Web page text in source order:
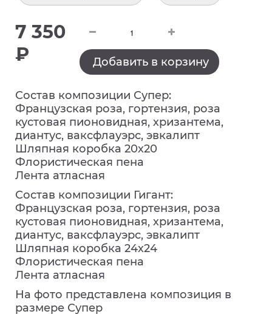
7 350
₽
Добавить в корзину
Состав композиции Супер:
Французская роза, гортензия, роза
кустовая пионовидная, хризантема,
диантус, ваксфлауэрс, эвкалипт
Шляпная коробка 20х20
Флористическая пена
Лента атласная
Состав композиции Гигант:
Французская роза, гортензия, роза
кустовая пионовидная, хризантема,
диантус, ваксфлауэрс, эвкалипт
Шляпная коробка 24х24
Флористическая пена
Лента атласная
На фото представлена композиция в
размере Супер